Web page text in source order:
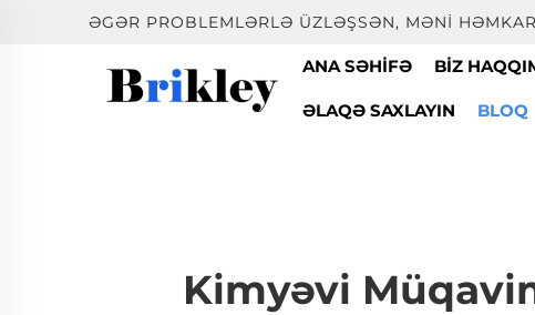
ƏGƏR PROBLEMLƏRLƏ ÜZLƏŞSƏN, MƏNI
ANA SƏHIFƏ BIZ
ƏLAQƏ SAXLAYIN BLOQ
Kimyəvi